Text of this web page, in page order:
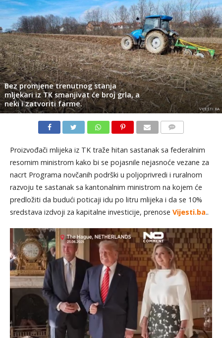
Bez promjene trenutnog stanja
mljekari iz TK smanjivat će broj grla, a
neki i zatvoriti farme.
VIJESTI.BA
Proizvođači mlijeka iz TK traže hitan sastanak sa federalnim
resornim ministrom kako bi se pojasnile nejasnoće vezane za
nacrt Programa novčanih podrški u poljoprivredi i ruralnom
razvoju te sastanak sa kantonalnim ministrom na kojem će
predložiti da budući poticaji idu po litru mlijeka i da se 10%
sredstava izdvoji za kapitalne investicije, prenose Vijesti.ba..